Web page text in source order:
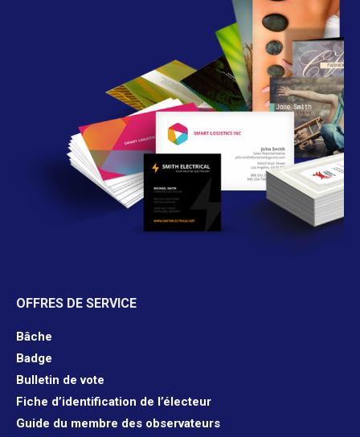
OFFRES DE SERVICE
Bâche
Badge
Bulletin de vote
Fiche d’identification de l’électeur
Guide du membre des observateurs